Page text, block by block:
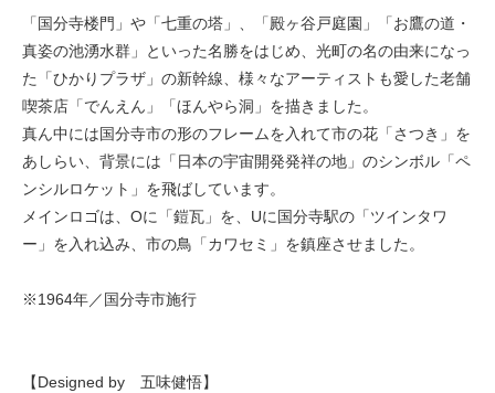
「国分寺楼門」や「七重の塔」、「殿ヶ谷戸庭園」「お鷹の道・
真姿の池湧水群」といった名勝をはじめ、光町の名の由来になっ
た「ひかりプラザ」の新幹線、様々なアーティストも愛した老舗
喫茶店「でんえん」「ほんやら洞」を描きました。
真ん中には国分寺市の形のフレームを入れて市の花「さつき」を
あしらい、背景には「日本の宇宙開発発祥の地」のシンボル「ペ
ンシルロケット」を飛ばしています。
メインロゴは、Oに「鎧瓦」を、Uに国分寺駅の「ツインタワ
ー」を入れ込み、市の鳥「カワセミ」を鎮座させました。
※1964年／国分寺市施行
【Designed by 五味健悟】